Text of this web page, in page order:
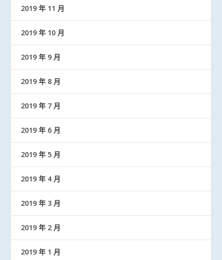
2019 年 11 月
2019 年 10 月
2019 年 9 月
2019 年 8 月
2019 年 7 月
2019 年 6 月
2019 年 5 月
2019 年 4 月
2019 年 3 月
2019 年 2 月
2019 年 1 月